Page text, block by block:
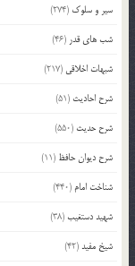
سیر و سلوک (274)
شب های قدر (46)
شبهات اخلاقی (217)
شرح احادیث (51)
شرح حدیث (550)
شرح دیوان حافظ (11)
شناخت امام (440)
شهید دستغیب(38)
شیخ مفید(42)